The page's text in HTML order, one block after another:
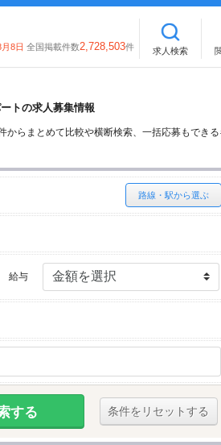
8日 全国掲載件数2,728,503件 求人検索
トの求人募集情報
らまとめて比較や横断検索、一括応募もでき
路線・駅から選ぶ
給与
する 条件をリセットする